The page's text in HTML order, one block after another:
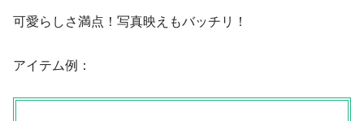
可愛らしさ満点！写真映えもバッチリ！
アイテム例：